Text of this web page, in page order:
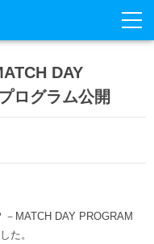
DAY
ログラム公開
MATCH DAY PROGRAM
た。